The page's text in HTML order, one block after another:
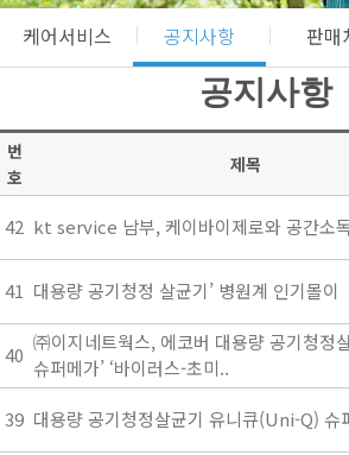
케어서비스 공지사항 판매
공지사항
번
호
제목
42 kt service 남부, 케이바이제로와 공간소
41 대용량 공기청정 살균기’ 병원계 인기몰이
40
㈜이지네트웍스, 에코버 대용량 공기청정
슈퍼메가’ ‘바이러스-초미..
39 대용량 공기청정살균기 유니큐(Uni-Q) 슈